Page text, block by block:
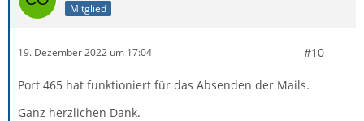
Mitglied
19. Dezember 2022 um 17:04 #10
Port 465 hat funktioniert für das Absenden der Mails.
Ganz herzlichen Dank.